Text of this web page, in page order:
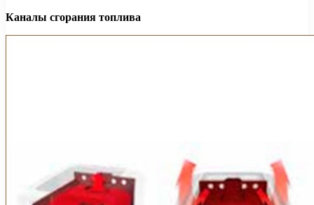
Каналы сгорания топлива